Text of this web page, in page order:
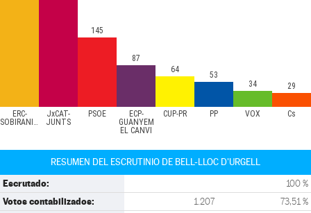
ERC-
SOBIRANISTES
JxCAT-
JUNTS
PSOE
ECP-
GUANYEM
EL CANVI
CUP-PR PP VOX Cs
145
87
64
53
34
29
RESUMEN DEL ESCRUTINIO DE BELL-LLOC D'URGELL
Escrutado: 100 %
Votos contabilizados: 1.207 73,51 %